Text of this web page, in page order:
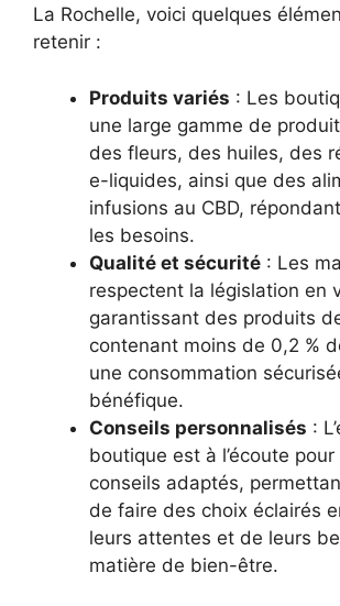
La Rochelle, voici quelques
retenir :
Produits variés : Les
une large gamme de
des fleurs, des huiles, des
e-liquides, ainsi que des
infusions au CBD,
les besoins.
Qualité et sécurité : Les
respectent la législation en
garantissant des produits
contenant moins de 0,2 %
une consommation
bénéfique.
Conseils personnalisés :
boutique est à l’écoute
conseils adaptés,
de faire des choix éclairés
leurs attentes et de leurs
matière de bien-être.